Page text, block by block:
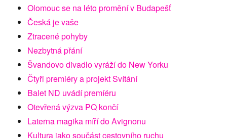
Olomouc se na léto promění v Budapešť
Česká je vaše
Ztracené pohyby
Nezbytná přání
Švandovo divadlo vyráží do New Yorku
Čtyři premiéry a projekt Svítání
Balet ND uvádí premíéru
Otevřená výzva PQ končí
Laterna magika míří do Avignonu
Kultura jako součást cestovního ruchu